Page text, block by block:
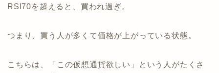
RSI70を超えると、買われ過ぎ。
つまり、買う人が多くて価格が上がっている状態。
こちらは、「この仮想通貨欲しい」という人がたくさ